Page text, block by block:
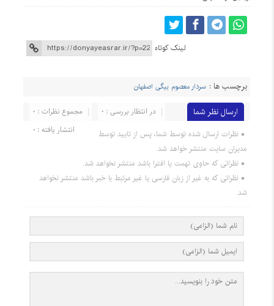
لینک کوتاه
برچسب ها : سردار معصوم بیگی اصفهان
ارسال نظر شما مجموع نظرات : 0
در انتظار بررسی : 0
انتشار یافته : 0
نظرات ارسال شده توسط شما، پس از تایید توسط
مدیران سایت منتشر خواهد شد.
نظراتی که حاوی تهمت یا افترا باشد منتشر نخواهد شد.
نظراتی که به غیر از زبان فارسی یا غیر مرتبط با خبر باشد منتشر نخواهد
شد.